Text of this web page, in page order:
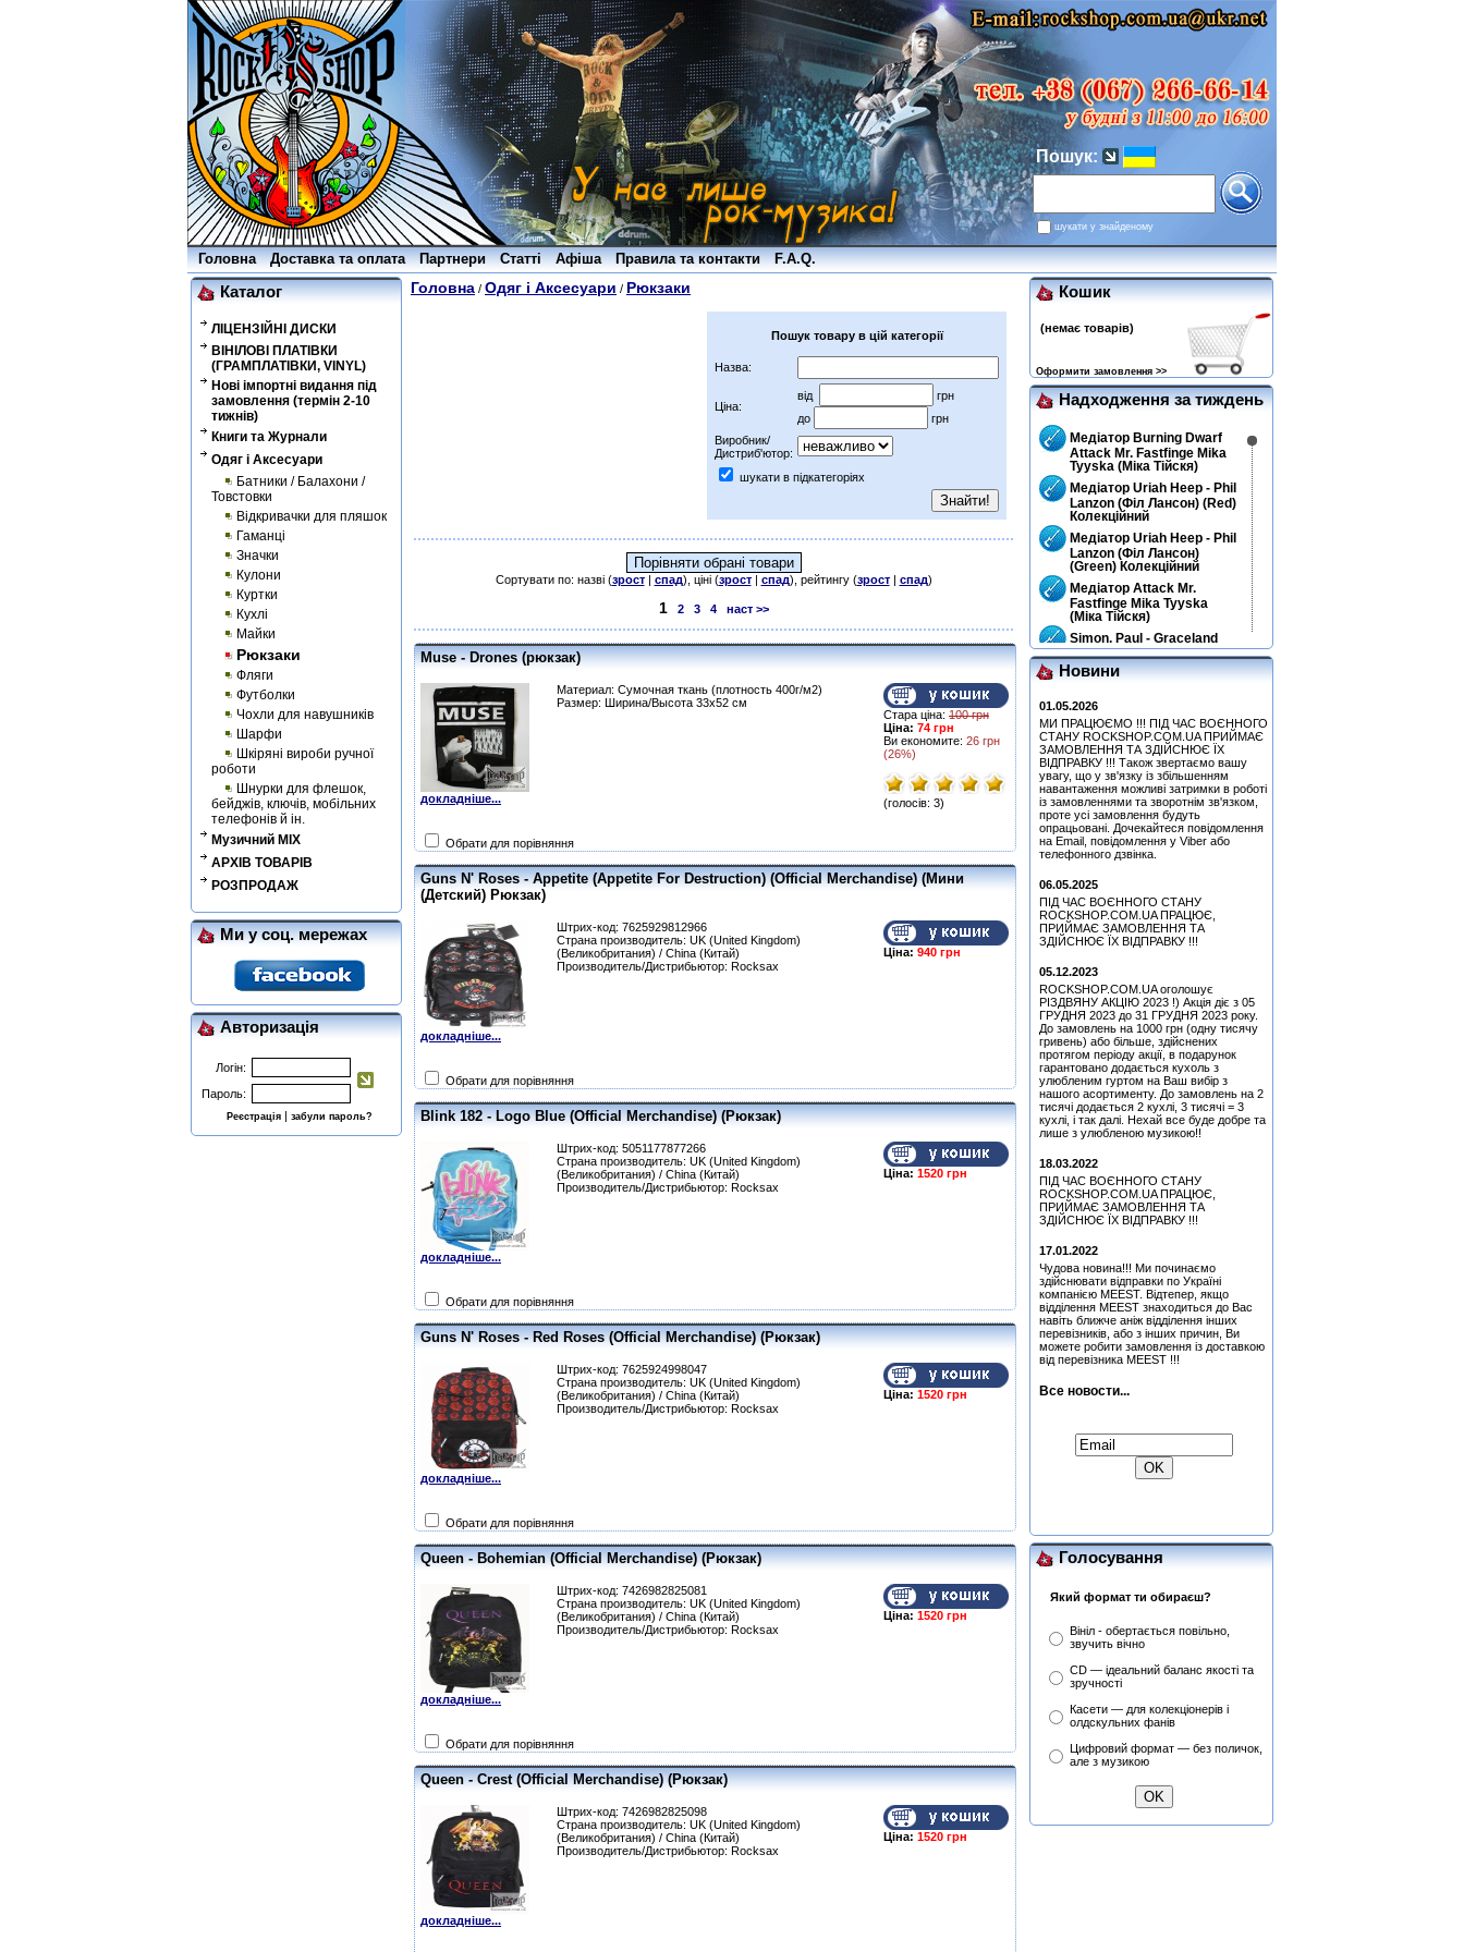
Пошук:
шукати у знайденому
Головна Доставка та оплата Партнери Статті Афіша Правила та контакти F.A.Q.
Каталог
ЛІЦЕНЗІЙНІ ДИСКИ
ВІНІЛОВІ ПЛАТІВКИ
(ГРАМПЛАТІВКИ, VINYL)
Нові імпортні видання під
замовлення (термін 2-10
тижнів)
Книги та Журнали
Одяг і Аксесуари
Батники / Балахони /
Товстовки
Відкривачки для пляшок
Гаманці
Значки
Кулони
Куртки
Кухлі
Майки
Рюкзаки
Фляги
Футболки
Чохли для навушників
Шарфи
Шкіряні вироби ручної
роботи
Шнурки для флешок,
бейджів, ключів, мобільних
телефонів й ін.
Музичний MIX
АРХІВ ТОВАРІВ
РОЗПРОДАЖ
Ми у соц. мережах
Авторизація
Логін:
Пароль:
Реєстрація| забули пароль?
Головна / Одяг і Аксесуари / Рюкзаки
Пошук товару в цій категорії
Назва:
Ціна:
від
грн
до
грн
Виробник/
Дистриб'ютор:
шукати в підкатегоріях
Сортувати по: назві (зрост| спад), ціні (зрост| спад), рейтингу (зрост| спад)
1 2 3 4 наст >>
Muse - Drones (рюкзак)
докладніше...
Стара ціна: 100 грн
Ціна: 74 грн
Ви економите: 26 грн
(26%)
(голосів: 3)
Материал: Сумочная ткань (плотность 400г/м2)
Размер: Ширина/Высота 33х52 см
Обрати для порівняння
Guns N' Roses - Appetite (Appetite For Destruction) (Official Merchandise) (Мини
(Детский) Рюкзак)
докладніше...
Ціна: 940 грн
Штрих-код: 7625929812966
Страна производитель: UK (United Kingdom)
(Великобритания) / China (Китай)
Производитель/Дистрибьютор: Rocksax
Обрати для порівняння
Blink 182 - Logo Blue (Official Merchandise) (Рюкзак)
докладніше...
Ціна: 1520 грн
Штрих-код: 5051177877266
Страна производитель: UK (United Kingdom)
(Великобритания) / China (Китай)
Производитель/Дистрибьютор: Rocksax
Обрати для порівняння
Guns N' Roses - Red Roses (Official Merchandise) (Рюкзак)
докладніше...
Ціна: 1520 грн
Штрих-код: 7625924998047
Страна производитель: UK (United Kingdom)
(Великобритания) / China (Китай)
Производитель/Дистрибьютор: Rocksax
Обрати для порівняння
Queen - Bohemian (Official Merchandise) (Рюкзак)
докладніше...
Ціна: 1520 грн
Штрих-код: 7426982825081
Страна производитель: UK (United Kingdom)
(Великобритания) / China (Китай)
Производитель/Дистрибьютор: Rocksax
Обрати для порівняння
Queen - Crest (Official Merchandise) (Рюкзак)
докладніше...
Ціна: 1520 грн
Штрих-код: 7426982825098
Страна производитель: UK (United Kingdom)
(Великобритания) / China (Китай)
Производитель/Дистрибьютор: Rocksax
Кошик
(немає товарів)
Оформити замовлення >>
Надходження за тиждень
Медіатор Burning Dwarf
Attack Mr. Fastfinge Mika
Tyyska (Міка Тійскя)
Медіатор Uriah Heep - Phil
Lanzon (Філ Лансон) (Red)
Колекційний
Медіатор Uriah Heep - Phil
Lanzon (Філ Лансон)
(Green) Колекційний
Медіатор Attack Mr.
Fastfinge Mika Tyyska
(Міка Тійскя)
Simon, Paul - Graceland
(25th Anniversary Edition)
(CD+DVD)
Медіатор Jyrki
Медіатор Attack Mr.
Fastfinge Mika Tyyska
(Black) (Міка Тійскя)
Медіатор Jyrki
Медіатор Uriah Heep - Phil
Lanzon (Філ Лансон)
Медіатор Uriah Heep - Phil
Lanzon (Філ Лансон) (Blue)
Колекційний
Медіатор Attack Mr.
(Black) (Міка Тійскя)
Pink Floyd - More - Music
From The Film More (OST)
(Remastered 2011) (CD)
Медіатор Uriah Heep - Phil
Lanzon (Філ Лансон)
(Green) Колекційний
Медіатор Uriah Heep - Phil
Lanzon (Філ Лансон)
(Yellow) Колекційний
Attack Mr. Fastfinge Mika
Tyyska (Міка Тійскя)
Медіатор Uriah Heep - Phil
Lanzon (Філ Лансон) (Red)
Колекційний
Медіатор Uriah Heep - Phil
Lanzon (Філ Лансон) (Blue)
Колекційний
Медіатор Accept Uwe Lulis
Quatro, Suzi - Freedom
(CD)
Joe - Seesaw (CD)
(Міка Тійскя)
Медіатор Uriah Heep - Phil
Lanzon (Філ Лансон)
Новини
01.05.2026
МИ ПРАЦЮЄМО !!! ПІД ЧАС ВОЄННОГО
СТАНУ ROCKSHOP.COM.UA ПРИЙМАЄ
ЗАМОВЛЕННЯ ТА ЗДІЙСНЮЄ ЇХ
ВІДПРАВКУ !!! Також звертаємо вашу
увагу, що у зв'язку із збільшенням
навантаження можливі затримки в роботі
із замовленнями та зворотнім зв'язком,
проте усі замовлення будуть
опрацьовані. Дочекайтеся повідомлення
на Email, повідомлення у Viber або
телефонного дзвінка.
06.05.2025
ПІД ЧАС ВОЄННОГО СТАНУ
ROCKSHOP.COM.UA ПРАЦЮЄ,
ПРИЙМАЄ ЗАМОВЛЕННЯ ТА
ЗДІЙСНЮЄ ЇХ ВІДПРАВКУ !!!
05.12.2023
ROCKSHOP.COM.UA оголошує
РІЗДВЯНУ АКЦІЮ 2023 !) Акція діє з 05
ГРУДНЯ 2023 до 31 ГРУДНЯ 2023 року.
До замовлень на 1000 грн (одну тисячу
гривень) або більше, здійснених
протягом періоду акції, в подарунок
гарантовано додається кухоль з
улюбленим гуртом на Ваш вибір з
нашого асортименту. До замовлень на 2
тисячі додається 2 кухлі, 3 тисячі = 3
кухлі, і так далі. Нехай все буде добре та
лише з улюбленою музикою!!
18.03.2022
ПІД ЧАС ВОЄННОГО СТАНУ
ROCKSHOP.COM.UA ПРАЦЮЄ,
ПРИЙМАЄ ЗАМОВЛЕННЯ ТА
ЗДІЙСНЮЄ ЇХ ВІДПРАВКУ !!!
17.01.2022
Чудова новина!!! Ми починаємо
здійснювати відправки по Україні
компанією MEEST. Відтепер, якщо
відділення MEEST знаходиться до Вас
навіть ближче аніж відділення інших
перевізників, або з інших причин, Ви
можете робити замовлення із доставкою
від перевізника MEEST !!!
Все новости...
Голосування
Який формат ти обираєш?
Вініл - обертається повільно,
звучить вічно
CD — ідеальний баланс якості та
зручності
Касети — для колекціонерів і
олдскульних фанів
Цифровий формат — без поличок,
але з музикою